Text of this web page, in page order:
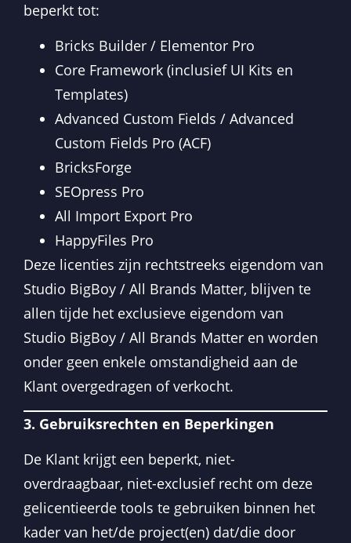
beperkt tot:
Bricks Builder / Elementor Pro
Core Framework (inclusief UI Kits en
Templates)
Advanced Custom Fields / Advanced
Custom Fields Pro (ACF)
BricksForge
SEOpress Pro
All Import Export Pro
HappyFiles Pro
Deze licenties zijn rechtstreeks eigendom van
Studio BigBoy / All Brands Matter, blijven te
allen tijde het exclusieve eigendom van
Studio BigBoy / All Brands Matter en worden
onder geen enkele omstandigheid aan de
Klant overgedragen of verkocht.
3. Gebruiksrechten en Beperkingen
De Klant krijgt een beperkt, niet-
overdraagbaar, niet-exclusief recht om deze
gelicentieerde tools te gebruiken binnen het
kader van het/de project(en) dat/die door